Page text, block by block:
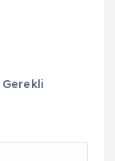
Gerekli